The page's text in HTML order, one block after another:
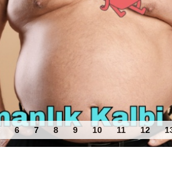
6 7 8 9 10 11 12
Yetmezliği Riskini 3 Kata